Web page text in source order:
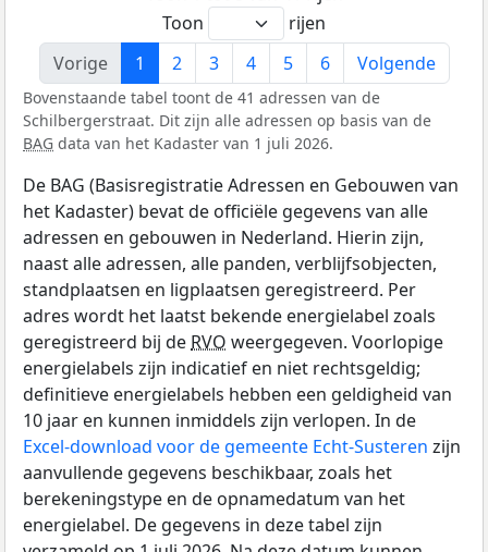
Toon
rijen
Vorige
1 2 3 4 5 6 Volgende
Bovenstaande tabel toont de 41 adressen van de
Schilbergerstraat. Dit zijn alle adressen op basis van de
BAG data van het Kadaster van 1 juli 2026.
De BAG (Basisregistratie Adressen en Gebouwen van
het Kadaster) bevat de officiële gegevens van alle
adressen en gebouwen in Nederland. Hierin zijn,
naast alle adressen, alle panden, verblijfsobjecten,
standplaatsen en ligplaatsen geregistreerd. Per
adres wordt het laatst bekende energielabel zoals
geregistreerd bij de RVO weergegeven. Voorlopige
energielabels zijn indicatief en niet rechtsgeldig;
definitieve energielabels hebben een geldigheid van
10 jaar en kunnen inmiddels zijn verlopen. In de
Excel-download voor de gemeente Echt-Susteren zijn
aanvullende gegevens beschikbaar, zoals het
berekeningstype en de opnamedatum van het
energielabel. De gegevens in deze tabel zijn